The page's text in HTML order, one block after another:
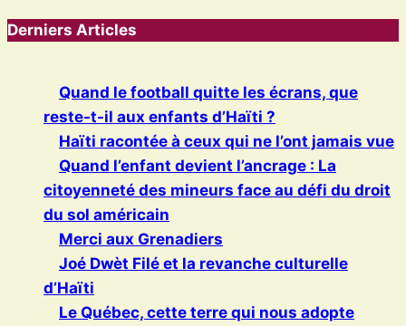
Derniers Articles
Quand le football quitte les écrans, que
reste-t-il aux enfants d’Haïti ?
Haïti racontée à ceux qui ne l’ont jamais vue
Quand l’enfant devient l’ancrage : La
citoyenneté des mineurs face au défi du droit
du sol américain
Merci aux Grenadiers
Joé Dwèt Filé et la revanche culturelle
d’Haïti
Le Québec, cette terre qui nous adopte